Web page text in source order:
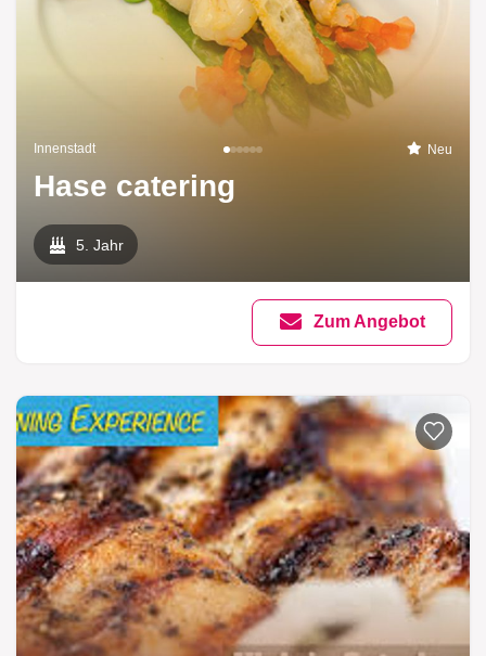
Innenstadt Neu
Hase catering
5. Jahr
Zum Angebot